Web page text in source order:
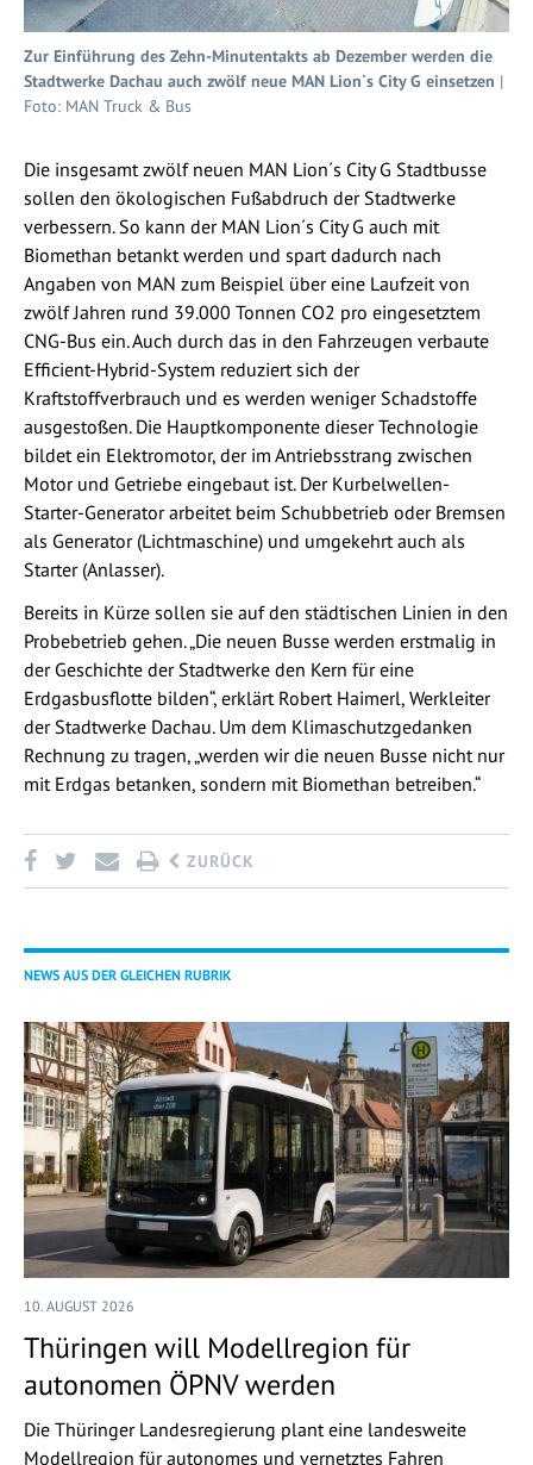
Zur Einführung des Zehn-Minutentakts ab Dezember werden die
Stadtwerke Dachau auch zwölf neue MAN Lion´s City G einsetzen |
Foto: MAN Truck & Bus
Die insgesamt zwölf neuen MAN Lion´s City G Stadtbusse
sollen den ökologischen Fußabdruch der Stadtwerke
verbessern. So kann der MAN Lion´s City G auch mit
Biomethan betankt werden und spart dadurch nach
Angaben von MAN zum Beispiel über eine Laufzeit von
zwölf Jahren rund 39.000 Tonnen CO2 pro eingesetztem
CNG-Bus ein. Auch durch das in den Fahrzeugen verbaute
Efficient-Hybrid-System reduziert sich der
Kraftstoffverbrauch und es werden weniger Schadstoffe
ausgestoßen. Die Hauptkomponente dieser Technologie
bildet ein Elektromotor, der im Antriebsstrang zwischen
Motor und Getriebe eingebaut ist. Der Kurbelwellen-
Starter-Generator arbeitet beim Schubbetrieb oder Bremsen
als Generator (Lichtmaschine) und umgekehrt auch als
Starter (Anlasser).
Bereits in Kürze sollen sie auf den städtischen Linien in den
Probebetrieb gehen. „Die neuen Busse werden erstmalig in
der Geschichte der Stadtwerke den Kern für eine
Erdgasbusflotte bilden“, erklärt Robert Haimerl, Werkleiter
der Stadtwerke Dachau. Um dem Klimaschutzgedanken
Rechnung zu tragen, „werden wir die neuen Busse nicht nur
mit Erdgas betanken, sondern mit Biomethan betreiben.“
ZURÜCK
NEWS AUS DER GLEICHEN RUBRIK
10. AUGUST 2026
Thüringen will Modellregion für
autonomen ÖPNV werden
Die Thüringer Landesregierung plant eine landesweite
Modellregion für autonomes und vernetztes Fahren